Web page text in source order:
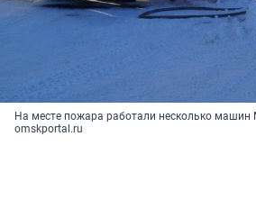
На месте пожара работали несколько
omskportal.ru